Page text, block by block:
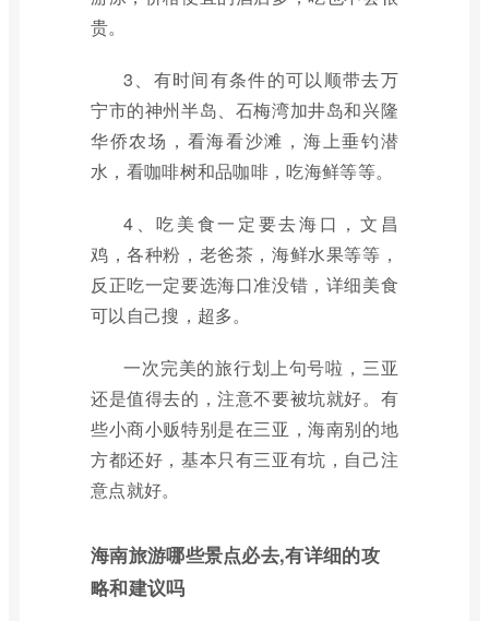
贵。
3、有时间有条件的可以顺带去万
宁市的神州半岛、石梅湾加井岛和兴隆
华侨农场，看海看沙滩，海上垂钓潜
水，看咖啡树和品咖啡，吃海鲜等等。
4、吃美食一定要去海口，文昌
鸡，各种粉，老爸茶，海鲜水果等等，
反正吃一定要选海口准没错，详细美食
可以自己搜，超多。
一次完美的旅行划上句号啦，三亚
还是值得去的，注意不要被坑就好。有
些小商小贩特别是在三亚，海南别的地
方都还好，基本只有三亚有坑，自己注
意点就好。
海南旅游哪些景点必去,有详细的攻
略和建议吗